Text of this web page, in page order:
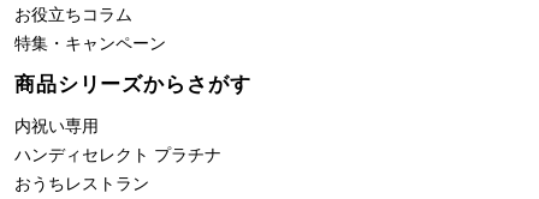
お役立ちコラム
特集・キャンペーン
商品シリーズからさがす
内祝い専用
ハンディセレクト プラチナ
おうちレストラン